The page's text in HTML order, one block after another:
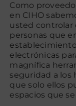
Como
en CIHO
usted controlar
personas que
electrónicas
magnífica
seguridad a los
que solo ellos
espacios que